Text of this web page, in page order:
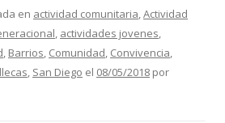
m
p
ar
en actividad comunitaria Actividad
actividades jovenes
Barrios Comunidad Convivencia
San Diego el 08/05/2018 por